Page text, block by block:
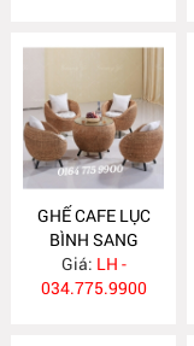
GHẾ CAFE LỤC
BÌNH SANG
TRỌNG LB26
Giá: LH -
034.775.9900